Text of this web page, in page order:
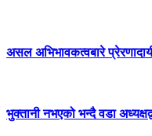
असल अभिभावकत्वबारे
भुक्तानी नभएको भन्दै वडा